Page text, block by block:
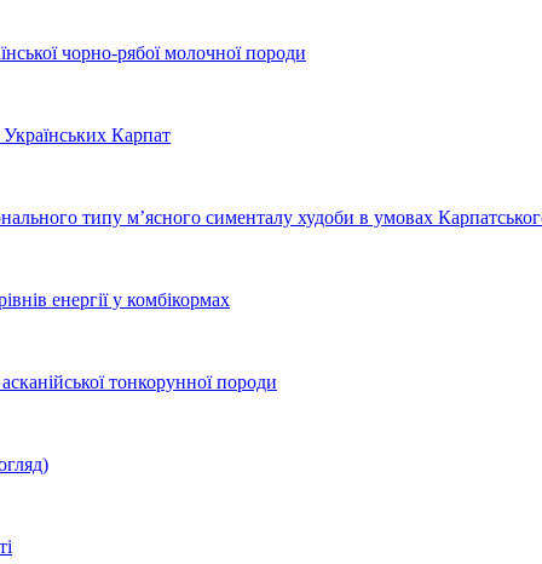
чорно-рябої молочної породи
Карпат
типу м’ясного сименталу худоби в умовах
енергії у комбікормах
тонкорунної породи